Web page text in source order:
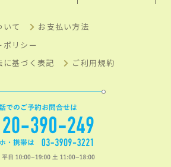
いて
お支払い方法
ポリシー
に基づく表記
ご利用規約